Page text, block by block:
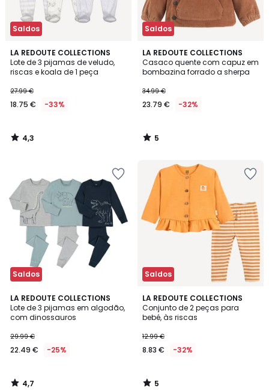
Saldos
LA REDOUTE COLLECTIONS
Lote de 3 pijamas de veludo,
riscas e koala de 1 peça
27.99 €
18.75 € -33%
4,3
/ 5
4,3
/
Saldos
LA REDOUTE COLLECTIONS
Casaco quente com capuz em
bombazina forrado a sherpa
34.99 €
23.79 € -32%
5
/
5
5
/
Saldos
LA REDOUTE COLLECTIONS
Lote de 3 pijamas em algodão,
com dinossauros
29.99 €
22.49 € -25%
4,7
/ 5
4,7
/
Saldos
LA REDOUTE COLLECTIONS
Conjunto de 2 peças para
bebé, às riscas
12.99 €
8.83 € -32%
5
/
5
5
/